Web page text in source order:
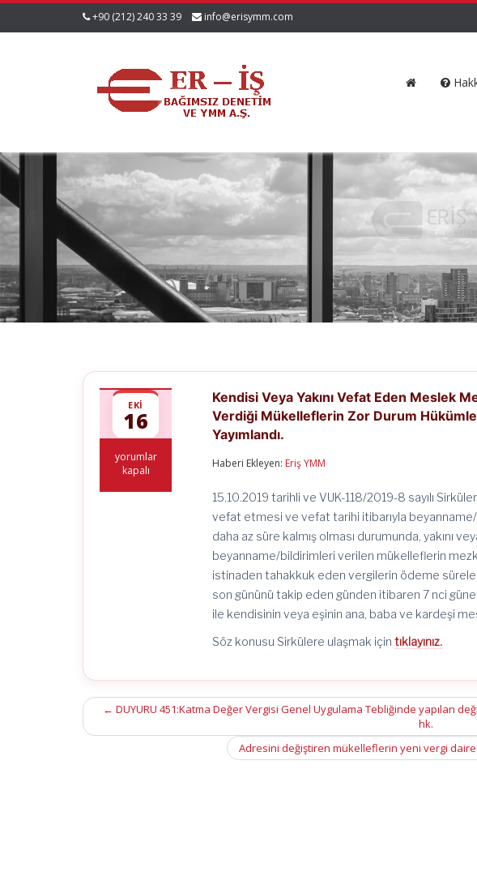
+90 (212) 240 33 39 info@erisymm.com
EKI
16
Kendisi
Veya
Beyanname/Bildirimlerini
yorumlar
kapalı
Kendisi Veya Yakını Vefat Eden Meslek
Verdiği Mükelleflerin Zor Durum
Yayımlandı.
Haberi Ekleyen: Eriş YMM
15.10.2019 tarihli ve VUK-118/2019-8 sayılı
vefat etmesi ve vefat tarihi itibarıyla
daha az süre kalmış olması durumunda, yakını
beyanname/bildirimleri verilen mükelleflerin
istinaden tahakkuk eden vergilerin ödeme
son gününü takip eden günden itibaren 7 nci güne
ile kendisinin veya eşinin ana, baba ve kardeşi
Söz konusu Sirkülere ulaşmak içintıklayınız.
Post
navigation
← DUYURU 451:Katma Değer Vergisi Genel Uygulama Tebliğinde yapılan
hk.
Adresini değiştiren mükelleflerin yeni vergi